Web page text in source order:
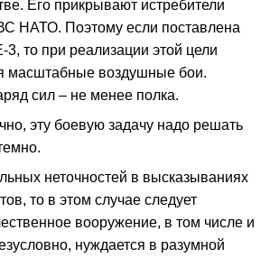
Его прикрывают истребители
НАТО. Поэтому если поставлена
3, то при реализации этой цели
масштабные воздушные бои.
сил – не менее полка.
эту боевую задачу надо решать
неточностей в высказываниях
то в этом случае следует
вооружение, в том числе и
нуждается в разумной